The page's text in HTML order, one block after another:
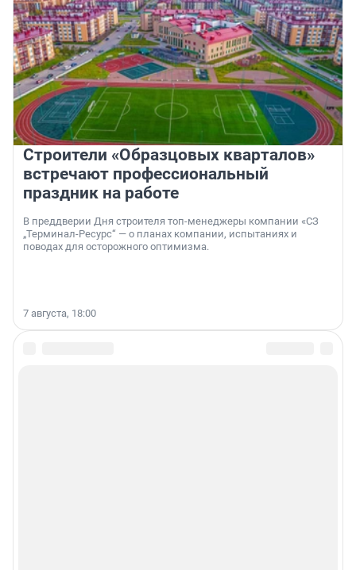
Строители «Образцовых кварталов»
встречают профессиональный
праздник на работе
В преддверии Дня строителя топ-менеджеры компании «СЗ
„Терминал-Ресурс“ — о планах компании, испытаниях и
поводах для осторожного оптимизма.
7 августа, 18:00